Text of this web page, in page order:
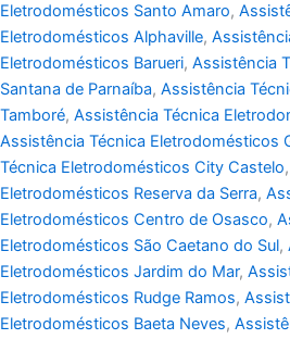
Eletrodomésticos Santo Amaro,
Eletrodomésticos Alphaville,
Eletrodomésticos Barueri, Assistência
Santana de Parnaíba, Assistência
Tamboré, Assistência Técnica
Assistência Técnica Eletrodomésticos
Técnica Eletrodomésticos City Castelo,
Eletrodomésticos Reserva da Serra,
Eletrodomésticos Centro de Osasco,
Eletrodomésticos São Caetano do Sul,
Eletrodomésticos Jardim do Mar,
Eletrodomésticos Rudge Ramos,
Eletrodomésticos Baeta Neves,